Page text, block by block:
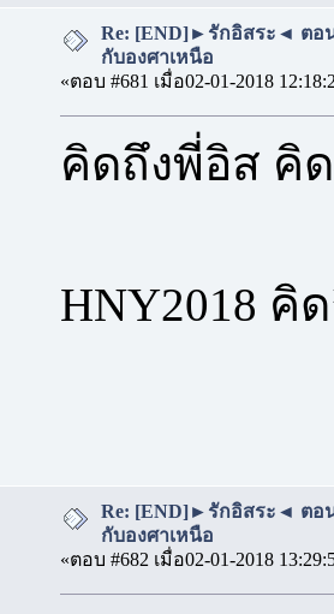
Re: [END]►รักอิสระ◄ ตอ
กับองศาเหนือ
«ตอบ #681 เมื่อ02-01-2018
คิดถึงพี่อิส คิ
HNY2018 คิ
Re: [END]►รักอิสระ◄ ตอ
กับองศาเหนือ
«ตอบ #682 เมื่อ02-01-2018